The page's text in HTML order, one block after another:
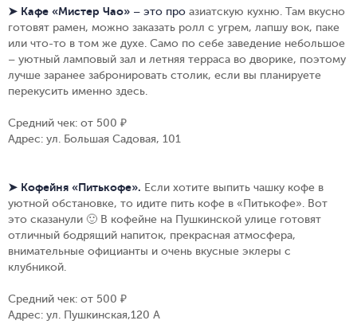
➤ Кафе «Мистер Чао» – это про азиатскую кухню. Там вкусно
готовят рамен, можно заказать ролл с угрем, лапшу вок, паке
или что-то в том же духе. Само по себе заведение небольшое
– уютный ламповый зал и летняя терраса во дворике, поэтому
лучше заранее забронировать столик, если вы планируете
перекусить именно здесь.
Средний чек: от 500 ₽
Адрес: ул. Большая Садовая, 101
➤ Кофейня «Питькофе». Если хотите выпить чашку кофе в
уютной обстановке, то идите пить кофе в «Питькофе». Вот
это сказанули 🙂 В кофейне на Пушкинской улице готовят
отличный бодрящий напиток, прекрасная атмосфера,
внимательные официанты и очень вкусные эклеры с
клубникой.
Средний чек: от 500 ₽
Адрес: ул. Пушкинская,120 А